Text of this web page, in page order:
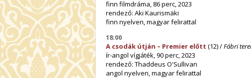
finn filmdráma, 86 perc, 2023
rendező: Aki Kaurismäki
finn nyelven, magyar felirattal
18:00
A csodák útján – Premier előtt (12) /Fábri
ír-angol vígjáték, 90 perc, 2023
rendező: Thaddeus O'Sullivan
angol nyelven, magyar felirattal